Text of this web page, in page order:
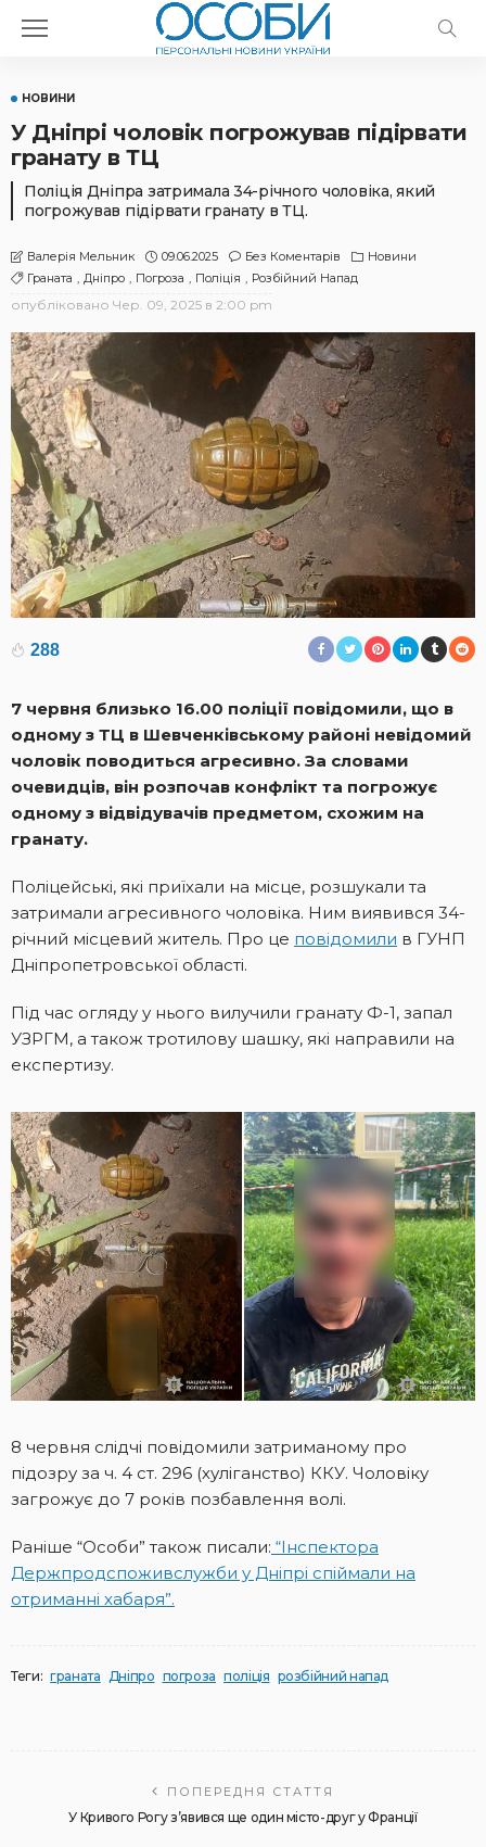
НОВИНИ
У Дніпрі чоловік погрожував підірвати
гранату в ТЦ
Поліція Дніпра затримала 34-річного чоловіка, який
погрожував підірвати гранату в ТЦ.
Валерія Мельник 09.06.2025 Без Коментарів
Новини
Граната
Дніпро Погроза Поліція Розбійний Напад
опубліковано Чер. 09, 2025 в 2:00 pm
288
7 червня близько 16.00 поліції повідомили, що в
одному з ТЦ в Шевченківському районі невідомий
чоловік поводиться агресивно. За словами
очевидців, він розпочав конфлікт та погрожує
одному з відвідувачів предметом, схожим на
гранату.
Поліцейські, які приїхали на місце, розшукали та
затримали агресивного чоловіка. Ним виявився 34-
річний місцевий житель. Про це повідомили в ГУНП
Дніпропетровської області.
Під час огляду у нього вилучили гранату Ф-1, запал
УЗРГМ, а також тротилову шашку, які направили на
експертизу.
8 червня слідчі повідомили затриманому про
підозру за ч. 4 ст. 296 (хуліганство) ККУ. Чоловіку
загрожує до 7 років позбавлення волі.
Раніше “Особи” також писали: “Інспектора
Держпродспоживслужби у Дніпрі спіймали на
отриманні хабаря”.
Теги: граната Дніпро погроза поліція розбійний напад
ПОПЕРЕДНЯ СТАТТЯ
У Кривого Рогу з’явився ще один місто-друг у Франції